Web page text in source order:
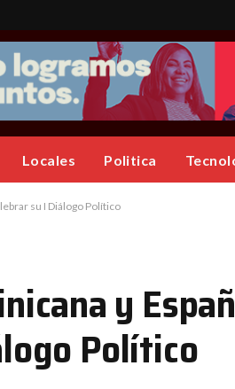
Locales Politica
su I Diálogo Político
y
Político